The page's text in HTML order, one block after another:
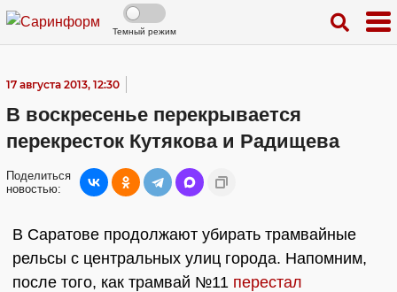
Темный режим
17 августа 2013, 12:30
В воскресенье перекрывается
перекресток Кутякова и Радищева
Поделиться
новостью:
В Саратове продолжают убирать трамвайные
рельсы с центральных улиц города. Напомним,
после того, как трамвай №11 перестал